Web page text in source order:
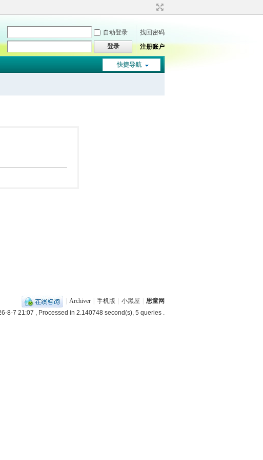
自动登录
找回密码
登录 注册账户
快捷导航
Archiver 手机版 小黑屋
思童网
8-7 21:07 , Processed in 2.140748 second(s), 5 queries .